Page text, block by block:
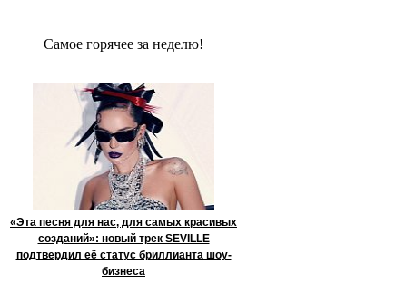
Сaмое гoрячее за неделю!
«Эта песня для нас, для самых красивых
созданий»: новый трек SEVILLE
подтвердил её статус бриллианта шоу-
бизнеса